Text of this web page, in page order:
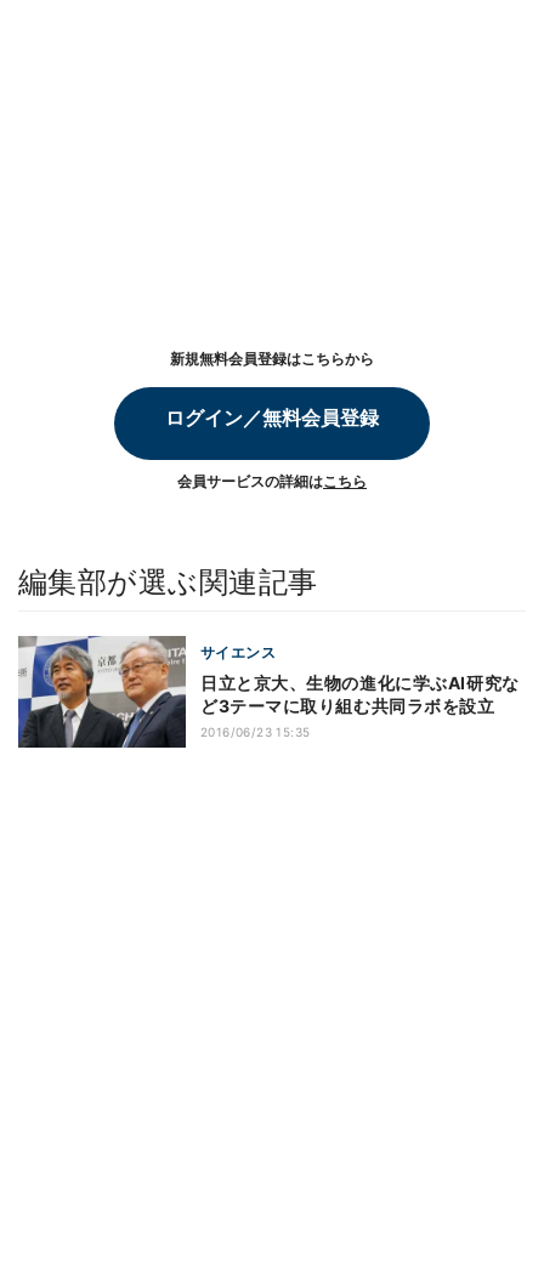
新規無料会員登録はこちらから
ログイン／無料会員登録
会員サービスの詳細はこちら
編集部が選ぶ関連記事
サイエンス
日立と京大、生物の進化に学ぶAI研究な
ど3テーマに取り組む共同ラボを設立
2016/06/23 15:35